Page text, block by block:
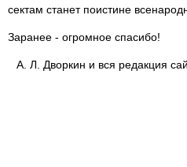
сектам станет поистине
Заранее - огромное спасибо!
А. Л. Дворкин и вся редакция